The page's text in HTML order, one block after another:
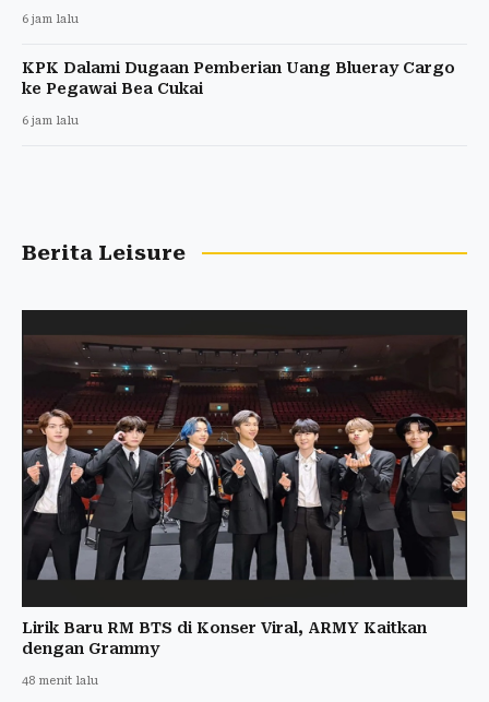
6 jam lalu
KPK Dalami Dugaan Pemberian Uang Blueray Cargo
ke Pegawai Bea Cukai
6 jam lalu
Berita Leisure
Lirik Baru RM BTS di Konser Viral, ARMY Kaitkan
dengan Grammy
48 menit lalu